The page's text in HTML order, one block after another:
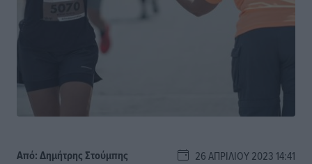
Από:Δημήτρης Στούμπης 26 ΑΠΡΙΛΊΟΥ 2023 14:41